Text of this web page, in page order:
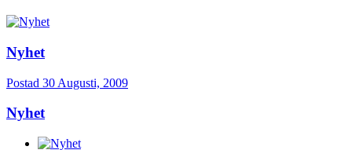
Nyhet
Postad 30 Augusti, 2009
Nyhet